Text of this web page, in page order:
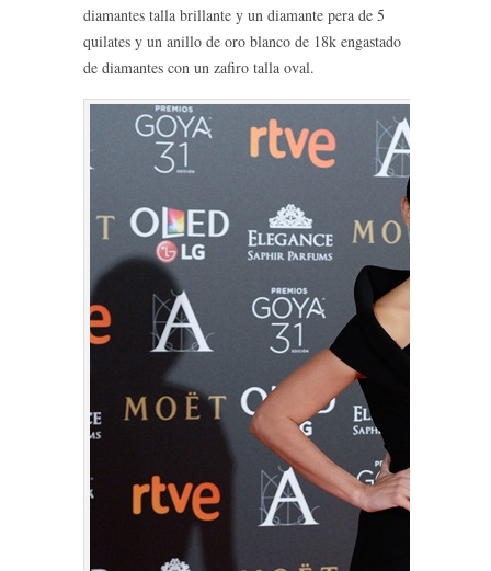
diamantes talla brillante y un diamante pera de 5
quilates y un anillo de oro blanco de 18k engastado
de diamantes con un zafiro talla oval.